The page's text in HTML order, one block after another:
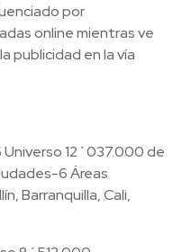
por
online mientras ve
publicidad en la vía
Universo 12´037.000 de
6 Áreas
Barranquilla, Cali,